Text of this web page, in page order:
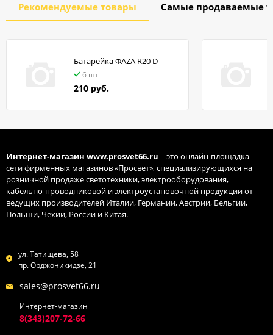
Рекомендуемые товары Самые продаваемые
Батарейка ФАZA R20 D
6 шт
210 руб.
Интернет-магазин www.prosvet66.ru – это онлайн-площадка
сети фирменных магазинов «Просвет», специализирующихся на
розничной продаже светотехники, электрооборудования,
кабельно-проводниковой и электроустановочной продукции от
ведущих производителей Италии, Германии, Австрии, Бельгии,
Польши, Чехии, России и Китая.
ул. Татищева, 58
пр. Орджоникидзе, 21
sales@prosvet66.ru
Интернет-магазин
8(343)207-72-66